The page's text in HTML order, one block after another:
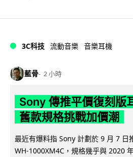
3C科技 流動音樂 音樂耳機
藍骨 2 小時
Sony 傳推平價復刻
舊款規格挑戰加價潮
最近有爆料指 Sony 計劃於 9 月 7 日
WH-1000XM4C，規格幾乎與 2020